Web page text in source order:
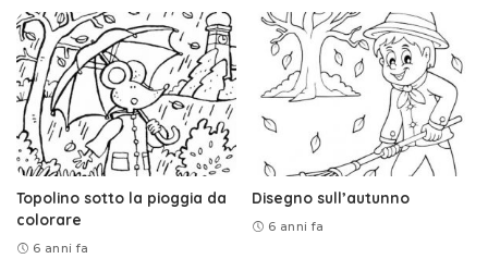
Topolino sotto la pioggia da
colorare
6 anni fa
Disegno sull’autunno
6 anni fa